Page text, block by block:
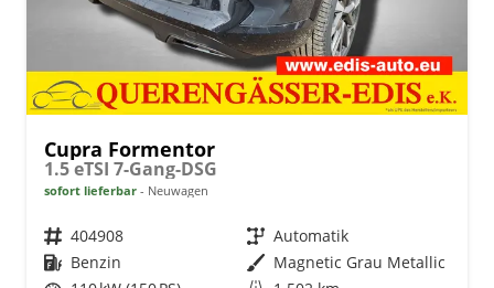
Cupra Formentor
1.5 eTSI 7-Gang-DSG
sofort lieferbar Neuwagen
Fahrzeugnr. 404908 Getriebe Automatik
Kraftstoff Benzin Außenfarbe Magnetic Grau Metallic